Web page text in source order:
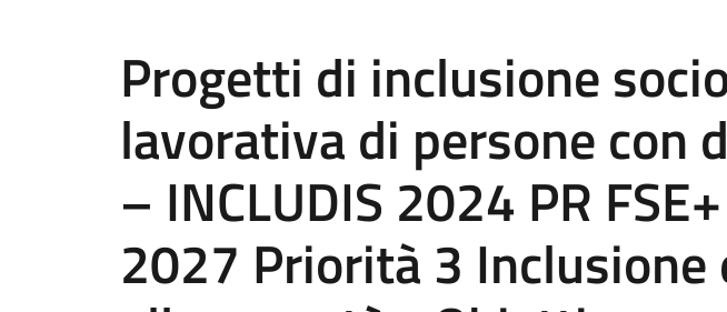
Progetti di inclusione
lavorativa di persone con
– INCLUDIS 2024 PR
2027 Priorità 3 Inclusione